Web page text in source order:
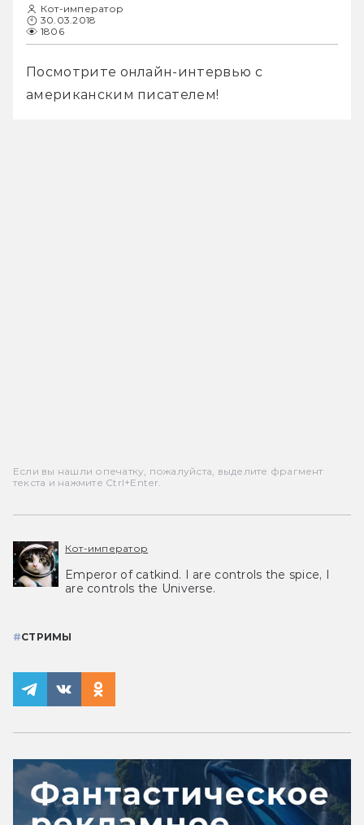
Кот-император
30.03.2018
1806
Посмотрите онлайн-интервью с
американским писателем!
Если вы нашли опечатку, пожалуйста, выделите фрагмент
текста и нажмите Ctrl+Enter.
Кот-император
Emperor of catkind. I are controls the spice, I
are controls the Universe.
#СТРИМЫ